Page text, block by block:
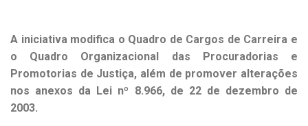
A iniciativa modifica o Quadro de Cargos de Carreira e
o Quadro Organizacional das Procuradorias e
Promotorias de Justiça, além de promover alterações
nos anexos da Lei nº 8.966, de 22 de dezembro de
2003.